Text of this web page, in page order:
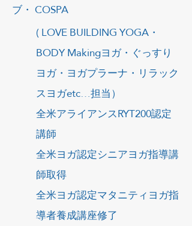
ブ・ COSPA
( LOVE BUILDING YOGA・
BODY Makingヨガ・ぐっすり
ヨガ・ヨガプラーナ・リラック
スヨガetc…担当）
全米アライアンスRYT200認定
講師
全米ヨガ認定シニアヨガ指導講
師取得
全米ヨガ認定マタニティヨガ指
導者養成講座修了